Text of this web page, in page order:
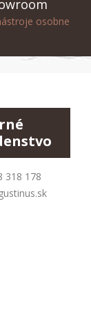
osobne
318 178